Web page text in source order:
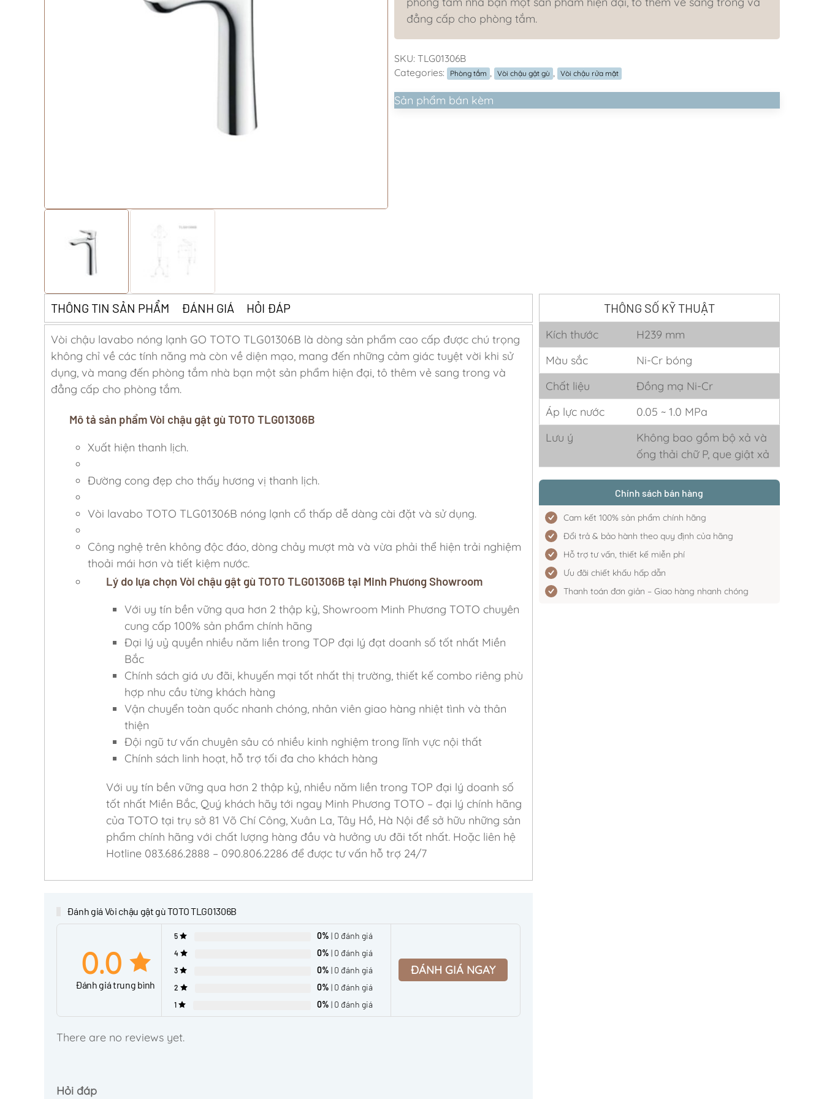
đẳng cấp cho phòng tắm.
SKU: TLG01306B
Categories:
Phòng tắm , Vòi chậu gật gù , Vòi chậu rửa mặt
Sản phẩm bán kèm
THÔNG SỐ KỸ THUẬT
Kích thước
H239 mm
Màu sắc
Ni-Cr bóng
Chất liệu
Đồng mạ Ni-Cr
Áp lực nước
0.05 ~ 1.0 MPa
Lưu ý
Không bao gồm bộ xả và
ống thải chữ P, que giật xả
Chính sách bán hàng
Cam kết 100% sản phẩm chính hãng
Đổi trả & bảo hành theo quy định của hãng
Hỗ trợ tư vấn, thiết kế miễn phí
Ưu đãi chiết khấu hấp dẫn
Thanh toán đơn giản – Giao hàng nhanh chóng
THÔNG TIN SẢN PHẨM ĐÁNH GIÁ HỎI ĐÁP
Vòi chậu lavabo nóng lạnh GO TOTO TLG01306B là dòng sản phẩm cao cấp được chú trọng
không chỉ về các tính năng mà còn về diện mạo, mang đến những cảm giác tuyệt vời khi sử
dụng, và mang đến phòng tắm nhà bạn một sản phẩm hiện đại, tô thêm vẻ sang trong và
đẳng cấp cho phòng tắm.
Mô tả sản phẩm Vòi chậu gật gù TOTO TLG01306B
Xuất hiện thanh lịch.
Đường cong đẹp cho thấy hương vị thanh lịch.
Vòi lavabo TOTO TLG01306B nóng lạnh cổ thấp dễ dàng cài đặt và sử dụng.
Công nghệ trên không độc đáo, dòng chảy mượt mà và vừa phải thể hiện trải nghiệm
thoải mái hơn và tiết kiệm nước.
Lý do lựa chọn Vòi chậu gật gù TOTO TLG01306B tại Minh Phương Showroom
Với uy tín bền vững qua hơn 2 thập kỷ, Showroom Minh Phương TOTO chuyên
cung cấp 100% sản phẩm chính hãng
Đại lý uỷ quyền nhiều năm liền trong TOP đại lý đạt doanh số tốt nhất Miền
Bắc
Chính sách giá ưu đãi, khuyến mại tốt nhất thị trường, thiết kế combo riêng phù
hợp nhu cầu từng khách hàng
Vận chuyển toàn quốc nhanh chóng, nhân viên giao hàng nhiệt tình và thân
thiện
Đội ngũ tư vấn chuyên sâu có nhiều kinh nghiệm trong lĩnh vực nội thất
Chính sách linh hoạt, hỗ trợ tối đa cho khách hàng
Với uy tín bền vững qua hơn 2 thập kỷ, nhiều năm liền trong TOP đại lý doanh số
tốt nhất Miền Bắc, Quý khách hãy tới ngay Minh Phương TOTO – đại lý chính hãng
của TOTO tại trụ sở 81 Võ Chí Công, Xuân La, Tây Hồ, Hà Nội để sở hữu những sản
phẩm chính hãng với chất lượng hàng đầu và hưởng ưu đãi tốt nhất. Hoặc liên hệ
Hotline 083.686.2888 – 090.806.2286 để được tư vấn hỗ trợ 24/7
Đánh giá Vòi chậu gật gù TOTO TLG01306B
0.0
Đánh giá trung bình
5 0% | 0 đánh giá
4 0% | 0 đánh giá
3 0% | 0 đánh giá
2 0% | 0 đánh giá
1 0% | 0 đánh giá
ĐÁNH GIÁ NGAY
There are no reviews yet.
Hỏi đáp